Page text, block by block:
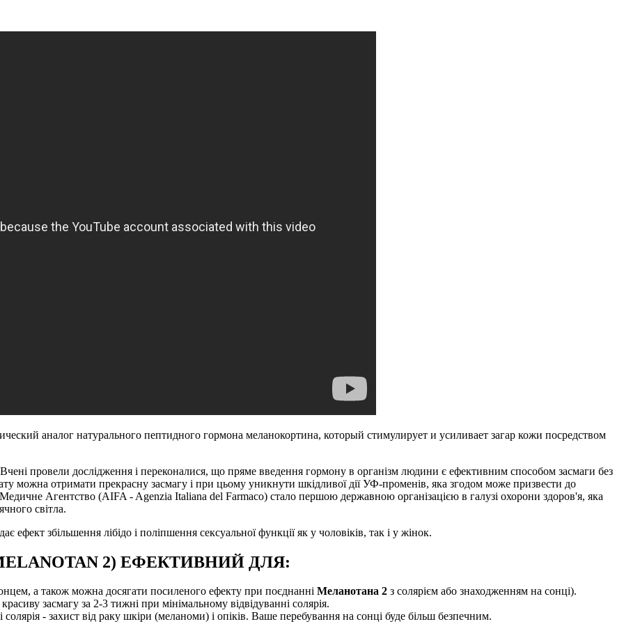
аналог натурального пептидного гормона меланокортина, который стимулирует и усиливает загар кожи посредством
провели дослідження і переконалися, що пряме введення гормону в організм людини є ефективним способом засмаги без
можна отримати прекрасну засмагу і при цьому уникнути шкідливої дії УФ-променів, яка згодом може призвести до
Агентство (AIFA - Agenzia Italiana del Farmaco) стало першою державною організацією в галузі охорони здоров'я, яка
світла.
ефект збільшення лібідо і поліпшення сексуальної функції як у чоловіків, так і у жінок.
2) ЕФЕКТИВНИЙ ДЛЯ:
а також можна досягати посиленого ефекту при поєднанні Меланотана 2 з солярієм або знаходженням на сонці).
засмагу за 2-3 тижні при мінімальному відвідуванні солярія.
- захист від раку шкіри (меланоми) і опіків. Ваше перебування на сонці буде більш безпечним.